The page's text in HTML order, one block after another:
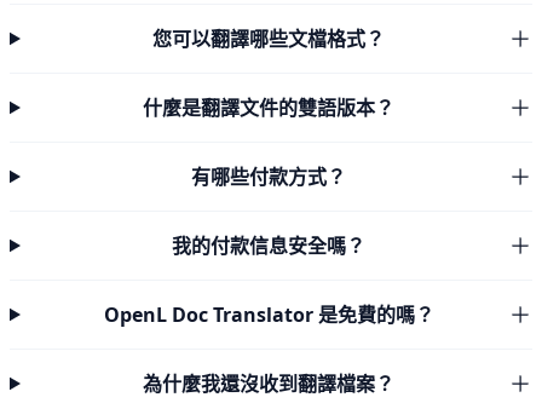
您可以翻譯哪些文檔格式？
什麼是翻譯文件的雙語版本？
有哪些付款方式？
我的付款信息安全嗎？
OpenL Doc Translator 是免費的嗎？
為什麼我還沒收到翻譯檔案？